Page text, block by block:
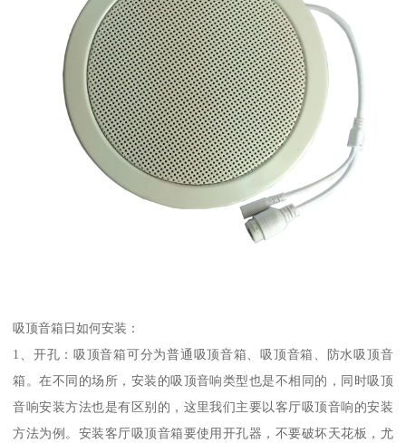
吸顶音箱日如何安装：
1、开孔：吸顶音箱可分为普通吸顶音箱、吸顶音箱、防水吸顶音
箱。在不同的场所，安装的吸顶音响类型也是不相同的，同时吸顶
音响安装方法也是有区别的，这里我们主要以客厅吸顶音响的安装
方法为例。安装客厅吸顶音箱要使用开孔器，不要破坏天花板，尤